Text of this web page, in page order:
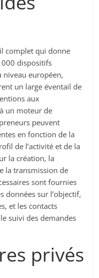
complet qui donne
dispositifs
niveau européen,
un large éventail de
aux
un moteur de
peuvent
en fonction de la
de l’activité et de la
la création, la
la transmission de
sont fournies
données sur l’objectif,
et les contacts
suivi des demandes
privés